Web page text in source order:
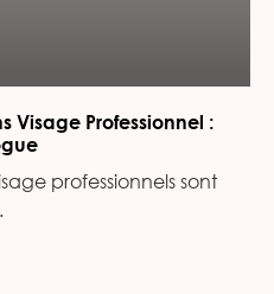
Visage Professionnel :
professionnels sont